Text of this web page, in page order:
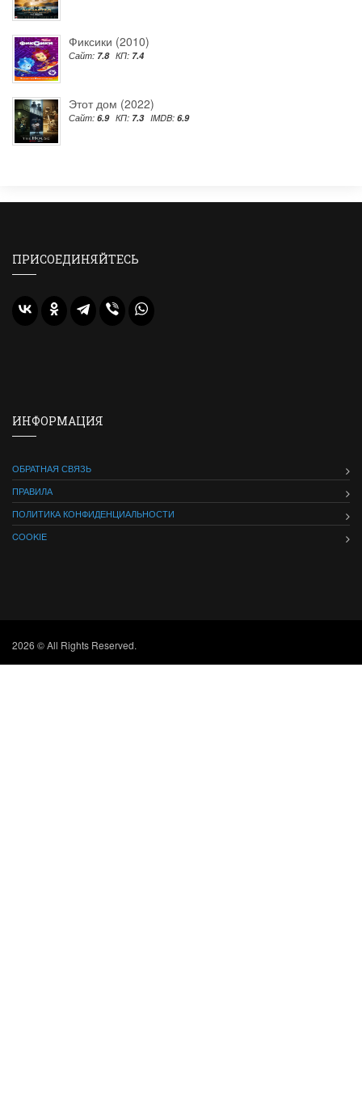
Фиксики (2010)
Сайт: 7.8 КП: 7.4
Этот дом (2022)
Сайт: 6.9 КП: 7.3 IMDB: 6.9
ПРИСОЕДИНЯЙТЕСЬ
ИНФОРМАЦИЯ
ОБРАТНАЯ СВЯЗЬ
ПРАВИЛА
ПОЛИТИКА КОНФИДЕНЦИАЛЬНОСТИ
COOKIE
2026 © All Rights Reserved.